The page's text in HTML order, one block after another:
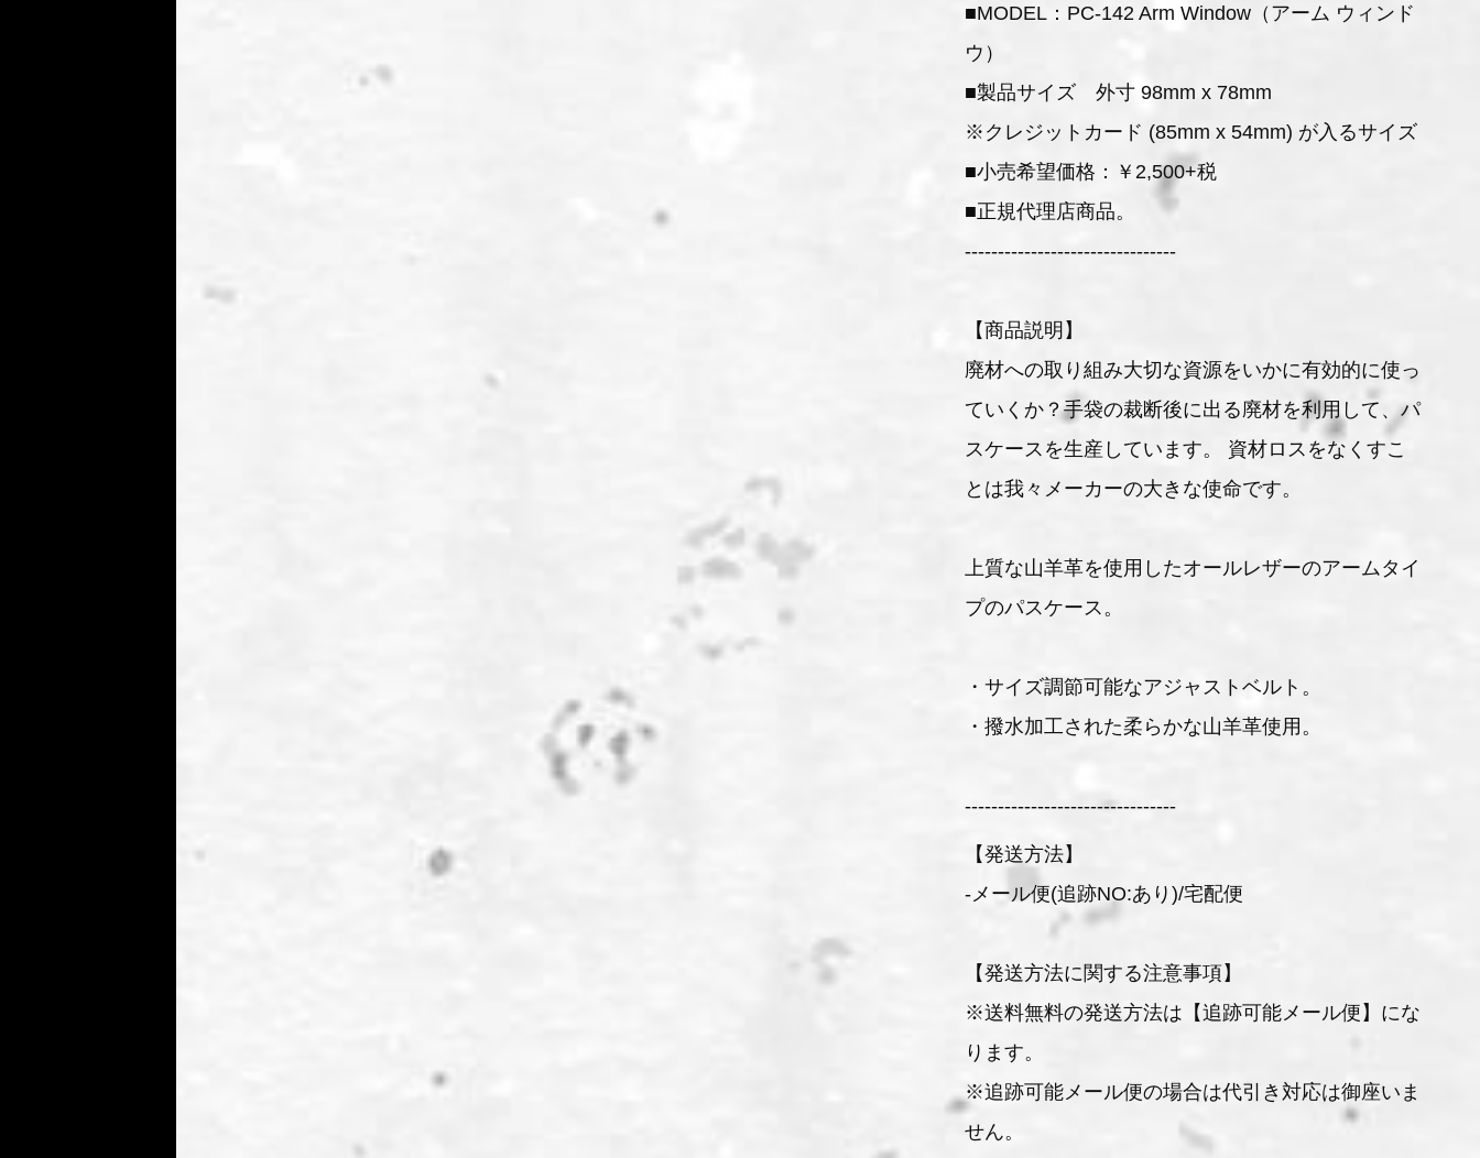
■MODEL：PC-142 Arm Window（アーム ウィンド
ウ）
■製品サイズ 外寸 98mm x 78mm
※クレジットカード (85mm x 54mm) が入るサイズ
■小売希望価格：￥2,500+税
■正規代理店商品。
--------------------------------
【商品説明】
廃材への取り組み大切な資源をいかに有効的に使っ
ていくか？手袋の裁断後に出る廃材を利用して、パ
スケースを生産しています。 資材ロスをなくすこ
とは我々メーカーの大きな使命です。
上質な山羊革を使用したオールレザーのアームタイ
プのパスケース。
・サイズ調節可能なアジャストベルト。
・撥水加工された柔らかな山羊革使用。
--------------------------------
【発送方法】
-メール便(追跡NO:あり)/宅配便
【発送方法に関する注意事項】
※送料無料の発送方法は【追跡可能メール便】にな
ります。
※追跡可能メール便の場合は代引き対応は御座いま
せん。